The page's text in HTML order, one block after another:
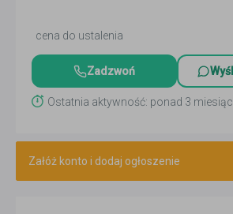
cena do ustalenia
Zadzwoń
Ostatnia aktywność: ponad 3
Załóż konto i dodaj ogłoszenie